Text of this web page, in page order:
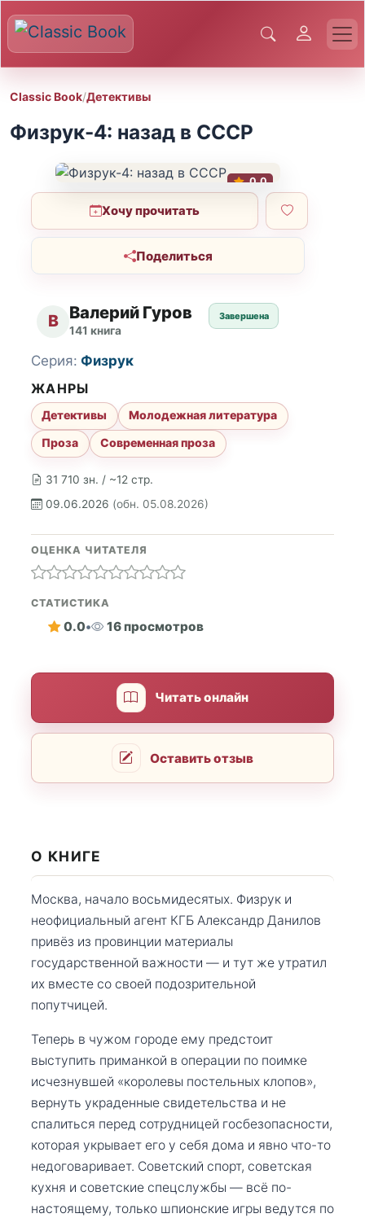
Classic Book/Детективы
Физрук-4: назад в СССР
0.0
Хочу прочитать
Поделиться
В Валерий Гуров
141 книга
Завершена
31 710 зн. / ~12 стр.
09.06.2026 (обн. 05.08.2026)
Серия: Физрук
ЖАНРЫ
Детективы
Молодежная литература
Проза
Современная проза
ОЦЕНКА ЧИТАТЕЛЯ
СТАТИСТИКА
0.0• 16 просмотров
Читать онлайн
Оставить отзыв
О КНИГЕ
Москва, начало восьмидесятых. Физрук и
неофициальный агент КГБ Александр Данилов
привёз из провинции материалы
государственной важности — и тут же утратил
их вместе со своей подозрительной
попутчицей.
Теперь в чужом городе ему предстоит
выступить приманкой в операции по поимке
исчезнувшей «королевы постельных клопов»,
вернуть украденные свидетельства и не
спалиться перед сотрудницей госбезопасности,
которая укрывает его у себя дома и явно что-то
недоговаривает. Советский спорт, советская
кухня и советские спецслужбы — всё по-
настоящему, только шпионские игры ведутся по